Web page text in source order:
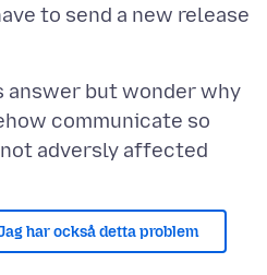
to send a new release
answer but wonder why
communicate so
har också detta problem